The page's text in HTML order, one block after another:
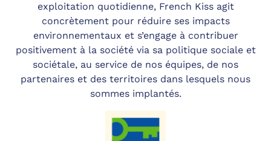
exploitation quotidienne, French Kiss agit
concrètement pour réduire ses impacts
environnementaux et s’engage à contribuer
positivement à la société via sa politique sociale et
sociétale, au service de nos équipes, de nos
partenaires et des territoires dans lesquels nous
sommes implantés.